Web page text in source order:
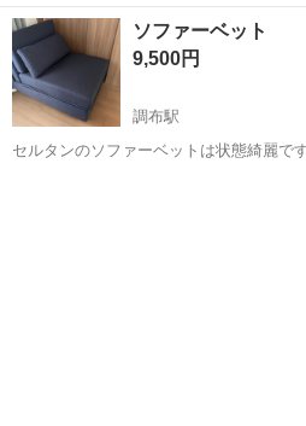
費会社負担／正社員登用のチャンスあり
勤OK《茨城県茨城市》 人気の工場のお仕事 ◇トラックの金属部品の
製造◇ ★トラックの金属...
茨城 北茨城市 磯原駅 その他
ソファーベット
9,500円
調布駅
セルタンのソファーベットは状態綺麗で